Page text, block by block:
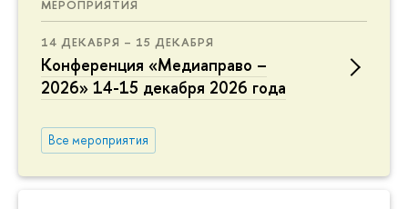
МЕРОПРИЯТИЯ
14 ДЕКАБРЯ – 15 ДЕКАБРЯ
Конференция «Медиаправо –
2026» 14-15 декабря 2026 года
Все мероприятия